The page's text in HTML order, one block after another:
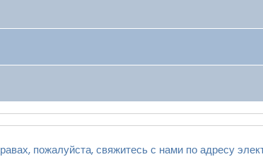
пожалуйста, свяжитесь с нами по адресу